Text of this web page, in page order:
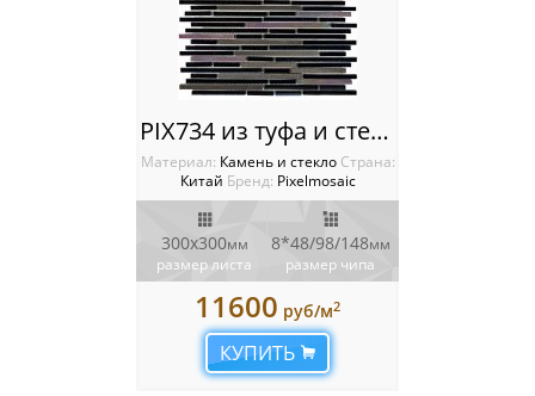
PIX734 из туфа и стекла, чипы 8x48/98/148 мм, сетка 300х300x8 мм
Материал: Камень и стекло Cтрана:
Китай Бренд: Pixelmosaic
300х300мм
размер листа
8*48/98/148мм
размер чипа
11600 руб/м2
КУПИТЬ